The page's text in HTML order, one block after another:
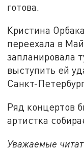
готова.
Кристина
переехала в
запланировала
выступить ей
Санкт-
Ряд концертов
артистка
Уважаемые